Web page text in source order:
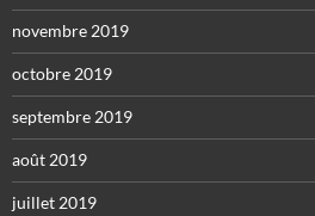
novembre 2019
octobre 2019
septembre 2019
août 2019
juillet 2019